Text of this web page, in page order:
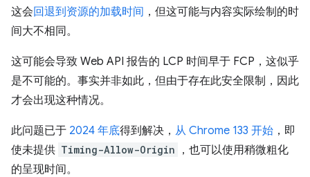
这会回退到资源的加载时间 ，但这可能与内容实际绘制的时
间大不相同。
这可能会导致 Web API 报告的 LCP 时间早于 FCP，这似乎
是不可能的。事实并非如此，但由于存在此安全限制，因此
才会出现这种情况。
此问题已于 2024 年底得到解决， 从 Chrome 133 开始 ，即
使未提供 Timing-Allow-Origin
，也可以使用稍微粗化
的呈现时间。